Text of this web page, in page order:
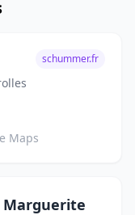
schummer.fr
Maps
Marguerite